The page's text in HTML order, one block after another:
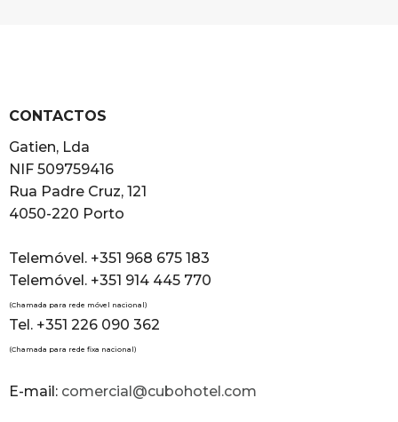
CONTACTOS
Gatien, Lda
NIF 509759416
Rua Padre Cruz, 121
4050-220 Porto
Telemóvel. +351 968 675 183
Telemóvel. +351 914 445 770
(Chamada para rede móvel nacional)
Tel. +351 226 090 362
(Chamada para rede fixa nacional)
E-mail: comercial@cubohotel.com